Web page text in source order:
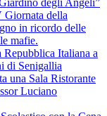
degli Angeli”
della
in ricordo delle
mafie.
Repubblica Italiana a
di Senigallia
una Sala Ristorante
Luciano